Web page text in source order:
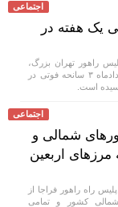
اجتماعی
یک هفته در
راهور تهران بزرگ،
اعلام کرد: در هفته دوم مردادماه ۳ سانحه فوتی در
است.
اجتماعی
شمالی و
اربعین
راه راهور فراجا از
کشور و تمامی